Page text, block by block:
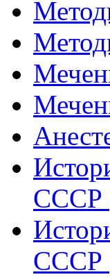
СССР
СССР